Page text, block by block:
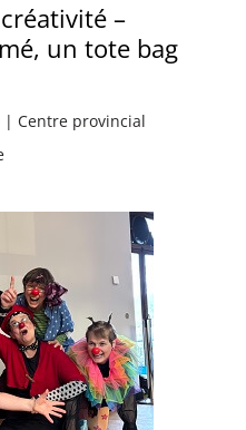
–
un tote bag
| Centre provincial